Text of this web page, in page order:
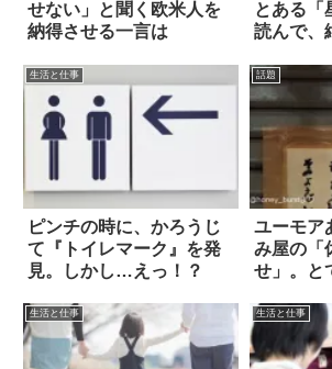
せない」と聞く欧米人を
納得させる一言は
とある「
読んで、
生活と仕事
ピンチの時に、かろうじ
て『トイレマーク』を発
見。しかし…えっ！？
話題
ユーモア
み屋の「
せ」。と
生活と仕事 生活と仕事